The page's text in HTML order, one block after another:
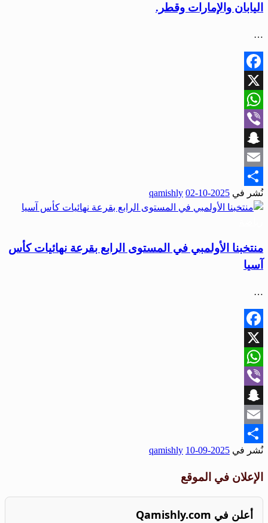
اليابان والإمارات وقطر.
…
Facebook
X
WhatsApp
Viber
Snapchat
Email
Share
نُشر في 2025-10-02
qamishly
منتخبنا الأولمبي في المستوى الرابع بقرعة نهائيات كأس
آسيا
…
Facebook
X
WhatsApp
Viber
Snapchat
Email
Share
نُشر في 2025-09-10
qamishly
الإعلان في الموقع
أعلن في Qamishly.com